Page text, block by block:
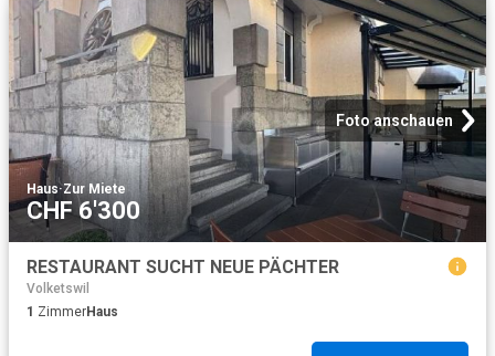
Foto anschauen
Haus·Zur Miete
CHF 6'300
RESTAURANT SUCHT NEUE PÄCHTER
Volketswil
1 ZimmerHaus